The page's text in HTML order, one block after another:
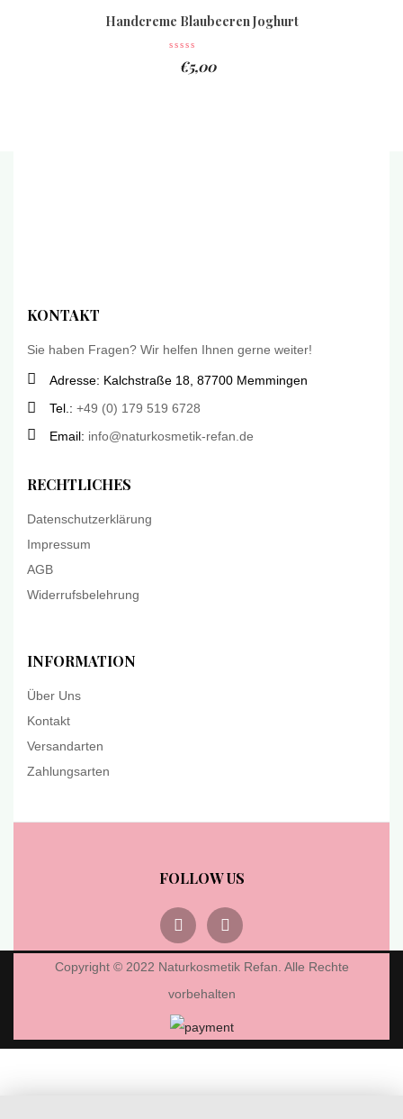
Handcreme Blaubeeren Joghurt
€5,00
KONTAKT
Sie haben Fragen? Wir helfen Ihnen gerne weiter!
Adresse: Kalchstraße 18, 87700 Memmingen
Tel.: +49 (0) 179 519 6728
Email: info@naturkosmetik-refan.de
RECHTLICHES
Datenschutzerklärung
Impressum
AGB
Widerrufsbelehrung
INFORMATION
Über Uns
Kontakt
Versandarten
Zahlungsarten
FOLLOW US
Copyright © 2022 Naturkosmetik Refan. Alle Rechte
vorbehalten